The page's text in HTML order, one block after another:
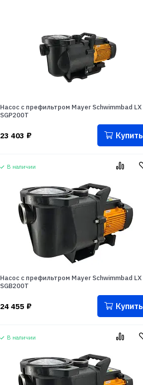
Насос с префильтром Mayer Schwimmbad LX
SGP200T
23 403 ₽ Купить
В наличии
Насос с префильтром Mayer Schwimmbad LX
SGB200T
24 455 ₽ Купить
В наличии